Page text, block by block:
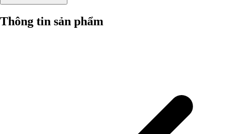
Thông tin sản phẩm